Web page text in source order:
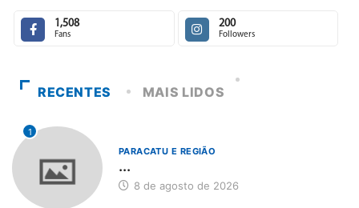
1,508
Fans
200
Followers
RECENTES MAIS LIDOS
1
PARACATU E REGIÃO
...
8 de agosto de 2026